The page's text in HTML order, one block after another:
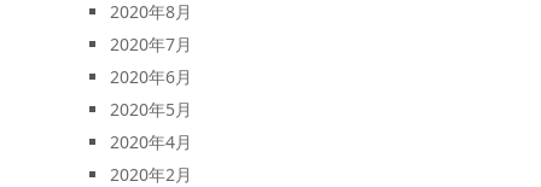
2020年8月
2020年7月
2020年6月
2020年5月
2020年4月
2020年2月